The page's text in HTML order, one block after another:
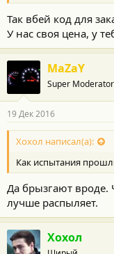
Так вбей код для
У нас своя цена, у
MaZaY
Super Moderator
19 Дек 2016
Хохол написал(а):
Как испытания
Да брызгают вроде.
лучше распыляет.
Хохол